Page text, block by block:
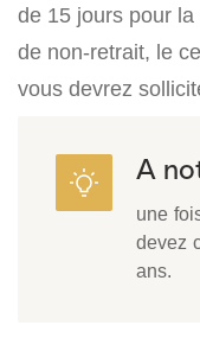
de 15 jours pour
de non-retrait, le
vous devrez
A
une
devez
ans.